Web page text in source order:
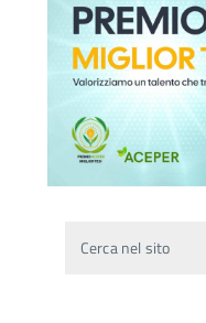
Cerca nel sito